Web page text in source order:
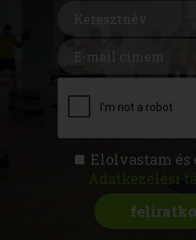
Elolvastam és
Adatkezelési
FITNESS AKADÉMIA
RÓLUNK
CSATLAKOZZ